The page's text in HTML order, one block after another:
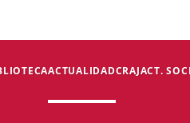
ACTUALIDADCRAJACT.